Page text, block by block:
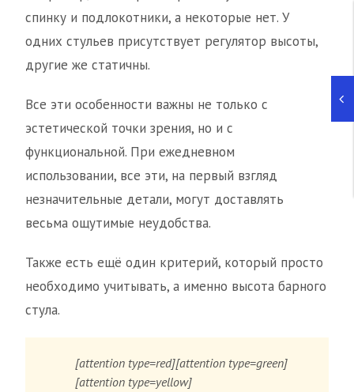
спинку и подлокотники, а некоторые нет. У
одних стульев присутствует регулятор высоты,
другие же статичны.
Все эти особенности важны не только с
эстетической точки зрения, но и с
функциональной. При ежедневном
использовании, все эти, на первый взгляд
незначительные детали, могут доставлять
весьма ощутимые неудобства.
Также есть ещё один критерий, который просто
необходимо учитывать, а именно высота барного
стула.
[attention type=red][attention type=green]
[attention type=yellow]